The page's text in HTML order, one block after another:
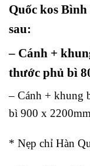
Quốc kos
sau:
– Cánh +
thước phủ bì
– Cánh + khung
bì 900 x
* Nẹp chỉ Hàn